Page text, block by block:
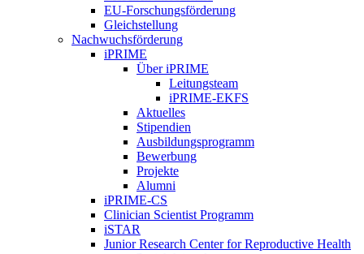
EU-Forschungsförderung
Gleichstellung
Nachwuchsförderung
iPRIME
Über iPRIME
Leitungsteam
iPRIME-EKFS
Aktuelles
Stipendien
Ausbildungsprogramm
Bewerbung
Projekte
Alumni
iPRIME-CS
Clinician Scientist Programm
iSTAR
Junior Research Center for Reproductive Health